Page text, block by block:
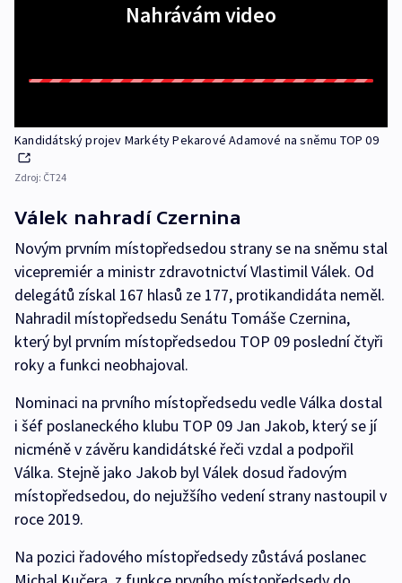
Nahrávám video
Kandidátský projev Markéty Pekarové Adamové na sněmu TOP 09
Zdroj: ČT24
Válek nahradí Czernina
Novým prvním místopředsedou strany se na sněmu stal
vicepremiér a ministr zdravotnictví Vlastimil Válek. Od
delegátů získal 167 hlasů ze 177, protikandidáta neměl.
Nahradil místopředsedu Senátu Tomáše Czernina,
který byl prvním místopředsedou TOP 09 poslední čtyři
roky a funkci neobhajoval.
Nominaci na prvního místopředsedu vedle Válka dostal
i šéf poslaneckého klubu TOP 09 Jan Jakob, který se jí
nicméně v závěru kandidátské řeči vzdal a podpořil
Válka. Stejně jako Jakob byl Válek dosud řadovým
místopředsedou, do nejužšího vedení strany nastoupil v
roce 2019.
Na pozici řadového místopředsedy zůstává poslanec